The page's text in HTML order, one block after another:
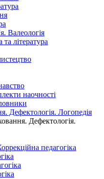
Валеологія
література
наочності
Дефектологія. Логопедія
Дефектологія.
педагогіка